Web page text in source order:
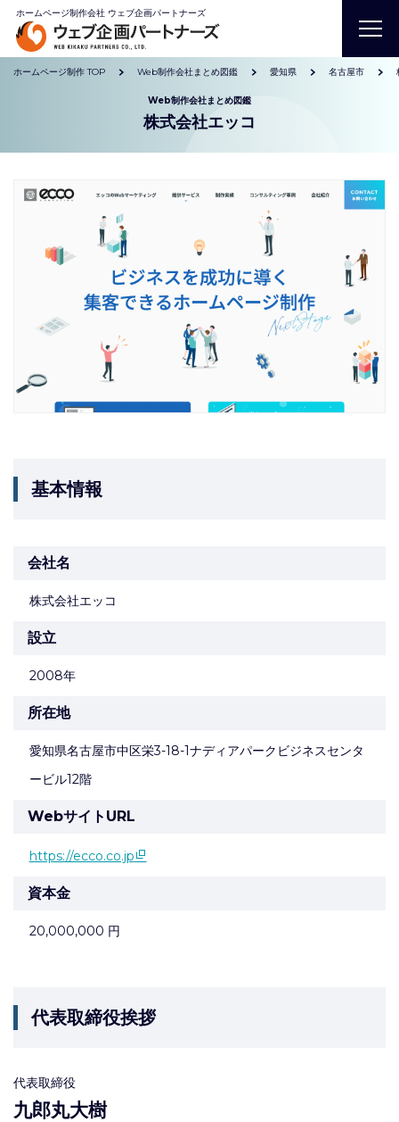
ホームページ制作会社 ウェブ企画パートナーズ
ホームページ制作 TOP Web制作会社まとめ図鑑 愛知県 名古屋市
Web制作会社まとめ図鑑
株式会社エッコ
基本情報
会社名
株式会社エッコ
設立
2008年
所在地
愛知県名古屋市中区栄3-18-1ナディアパークビジネスセンタ
ービル12階
WebサイトURL
https://ecco.co.jp
資本金
20,000,000 円
代表取締役挨拶
代表取締役
九郎丸大樹